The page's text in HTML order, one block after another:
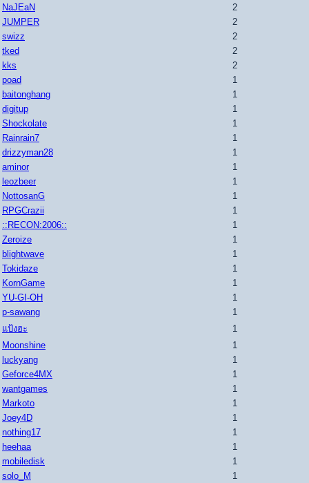
NaJEaN
2
JUMPER
2
swizz
2
tked
2
kks
2
poad
1
baitonghang
1
digitup
1
Shockolate
1
Rainrain7
1
drizzyman28
1
aminor
1
leozbeer
1
NottosanG
1
RPGCrazii
1
::RECON:2006::
1
Zeroize
1
blightwave
1
Tokidaze
1
KornGame
1
YU-GI-OH
1
p-sawang
1
แป้งฮะ
1
Moonshine
1
luckyang
1
Geforce4MX
1
wantgames
1
Markoto
1
Joey4D
1
nothing17
1
heehaa
1
mobiledisk
1
solo_M
1